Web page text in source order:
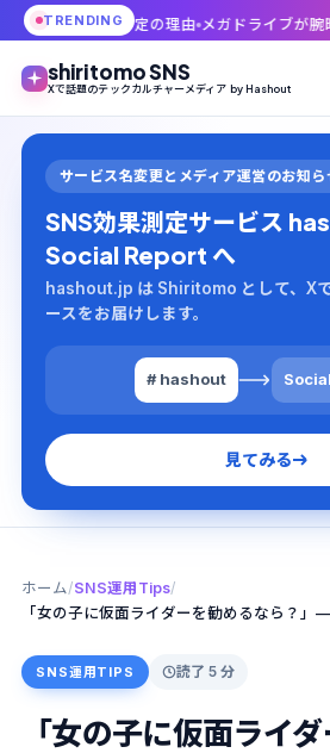
TRENDING
理由 メガドライブが腕時計になった。セ
shiritomo SNS
Xで話題のテックカルチャーメディア by Hashout
サービス名変更とメディア運営のお知ら
SNS効果測定サービス
Social Report へ
hashout.jp は Shiritomo として、X
ースをお届けします。
# hashout
見てみる
ホーム /SNS運用Tips/
SNS運用TIPS 読了 5 分
「女の子に仮面ライ